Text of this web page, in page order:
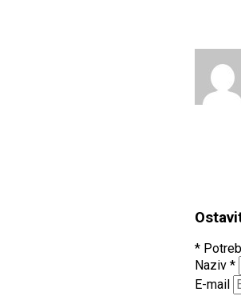
*
Naziv *
E-mail